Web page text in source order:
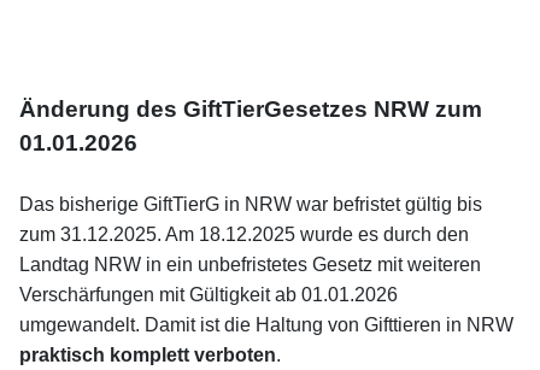
Änderung des GiftTierGesetzes NRW zum
01.01.2026
Das bisherige GiftTierG in NRW war befristet gültig bis
zum 31.12.2025. Am 18.12.2025 wurde es durch den
Landtag NRW in ein unbefristetes Gesetz mit weiteren
Verschärfungen mit Gültigkeit ab 01.01.2026
umgewandelt. Damit ist die Haltung von Gifttieren in NRW
praktisch komplett verboten.